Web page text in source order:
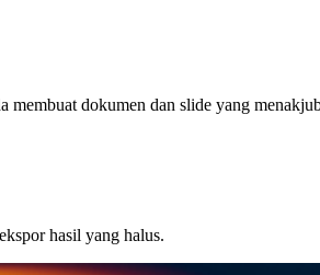
dokumen dan slide yang
hasil yang halus.